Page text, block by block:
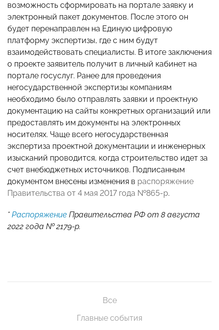
возможность сформировать на портале заявку и
электронный пакет документов. После этого он
будет перенаправлен на Единую цифровую
платформу экспертизы, где с ним будут
взаимодействовать специалисты. В итоге заключения
о проекте заявитель получит в личный кабинет на
портале госуслуг. Ранее для проведения
негосударственной экспертизы компаниям
необходимо было отправлять заявки и проектную
документацию на сайты конкретных организаций или
предоставлять им документы на электронных
носителях. Чаще всего негосударственная
экспертиза проектной документации и инженерных
изысканий проводится, когда строительство идет за
счет внебюджетных источников. Подписанным
документом внесены изменения в распоряжение
Правительства от 4 мая 2017 года №865-р.
* Распоряжение Правительства РФ от 8 августа
2022 года № 2179-р.
Все
Главные события